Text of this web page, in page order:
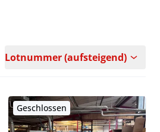
Lotnummer (aufsteigend)
Geschlossen